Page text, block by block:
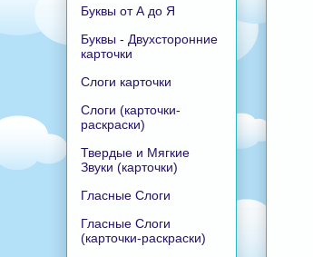
Буквы от А до Я
Буквы - Двухсторонние
карточки
Слоги карточки
Слоги (карточки-
раскраски)
Твердые и Мягкие
Звуки (карточки)
Гласные Слоги
Гласные Слоги
(карточки-раскраски)